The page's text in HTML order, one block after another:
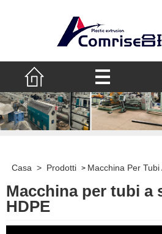
Casa > Prodotti > Macchina Per Tubi
Macchina per tubi a
HDPE